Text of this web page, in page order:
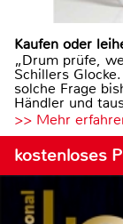
Kaufen oder
„Drum prüfe,
Schillers
solche Frage
Händler und
>> Mehr
kostenloses